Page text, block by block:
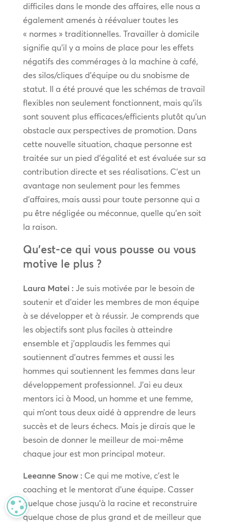
difficiles dans le monde des affaires, elle nous a
également amenés à réévaluer toutes les
« normes » traditionnelles. Travailler à domicile
signifie qu’il y a moins de place pour les effets
négatifs des commérages à la machine à café,
des silos/cliques d’équipe ou du snobisme de
statut. Il a été prouvé que les schémas de travail
flexibles non seulement fonctionnent, mais qu’ils
sont souvent plus efficaces/efficients plutôt qu’un
obstacle aux perspectives de promotion. Dans
cette nouvelle situation, chaque personne est
traitée sur un pied d’égalité et est évaluée sur sa
contribution directe et ses réalisations. C’est un
avantage non seulement pour les femmes
d’affaires, mais aussi pour toute personne qui a
pu être négligée ou méconnue, quelle qu’en soit
la raison.
Qu’est-ce qui vous pousse ou vous
motive le plus ?
Laura Matei :Je suis motivée par le besoin de
soutenir et d’aider les membres de mon équipe
à se développer et à réussir. Je comprends que
les objectifs sont plus faciles à atteindre
ensemble et j’applaudis les femmes qui
soutiennent d’autres femmes et aussi les
hommes qui soutiennent les femmes dans leur
développement professionnel. J’ai eu deux
mentors ici à Mood, un homme et une femme,
qui m’ont tous deux aidé à apprendre de leurs
succès et de leurs échecs. Mais je dirais que le
besoin de donner le meilleur de moi-même
chaque jour est mon principal moteur.
Leeanne Snow :Ce qui me motive, c’est le
coaching et le mentorat d’une équipe. Casser
quelque chose jusqu’à la racine et reconstruire
quelque chose de plus grand et de meilleur que
MANAGE PRIVACY